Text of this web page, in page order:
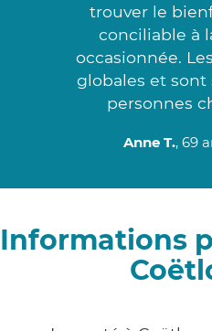
trouver le
conciliable à
occasionnée.
globales et sont
personnes
Anne T., 69
Informations